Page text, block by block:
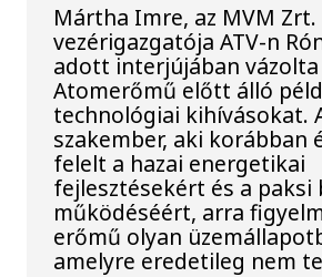
Mártha Imre, az MVM
vezérigazgatója ATV-n
adott interjújában vázolta
Atomerőmű előtt álló
technológiai kihívásokat.
szakember, aki korábban
felelt a hazai energetikai
fejlesztésekért és a paksi
működéséért, arra
erőmű olyan
amelyre eredetileg nem